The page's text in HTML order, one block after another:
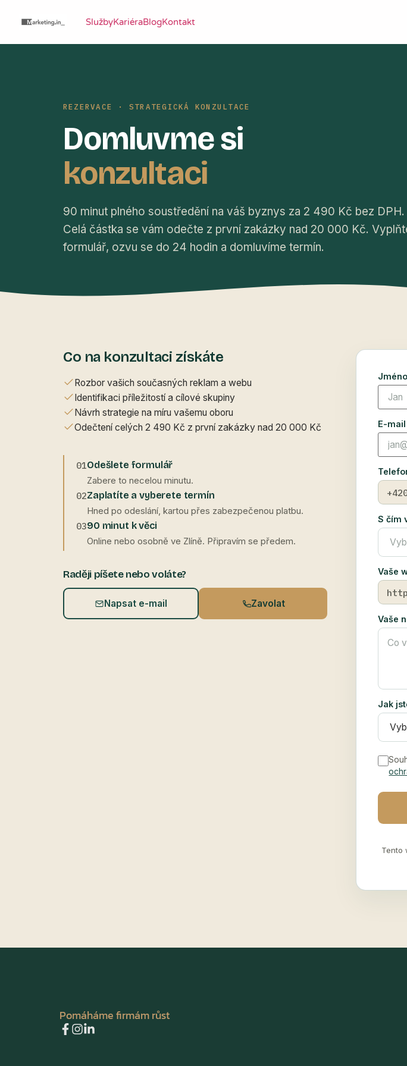
SlužbyKariéraBlogKontakt
REZERVACE · STRATEGICKÁ KONZULTACE
Domluvme si
konzultaci
90 minut plného soustředění na váš byznys za 2 490 Kč bez DPH.
Celá částka se vám odečte z první zakázky nad 20 000 Kč.
formulář, ozvu se do 24 hodin a domluvíme termín.
Co na konzultaci získáte
Rozbor vašich současných reklam a webu
Identifikaci příležitostí a cílové skupiny
Návrh strategie na míru vašemu oboru
Odečtení celých 2 490 Kč z první zakázky nad 20 000 Kč
01Odešlete formulář
Zabere to necelou minutu.
02Zaplatíte a vyberete termín
Hned po odeslání, kartou přes zabezpečenou platbu.
0390 minut k věci
Online nebo osobně ve Zlíně. Připravím se předem.
Raději píšete nebo voláte?
Napsat e-mail Zavolat
E-
S čím
Vaše
Vaše
Jak
Tento
Pomáháme firmám růst